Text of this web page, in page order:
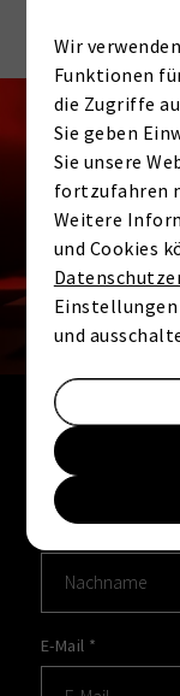
KONTAKT
Anrede
Vorname*
E-Mail *
Wir
Funktionen
die Zugriffe
Sie geben
Sie unsere
fortzufahren
Weitere
und Cookies
und